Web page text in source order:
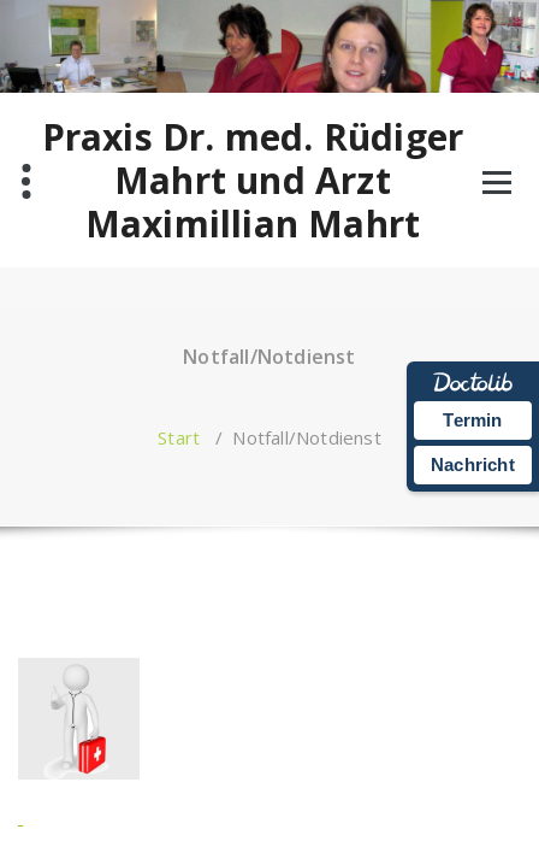
springen
Praxis Dr. med. Rüdiger
Mahrt und Arzt
Maximillian Mahrt
Notfall/Notdienst
Start / Notfall/Notdienst
Termin
Nachricht